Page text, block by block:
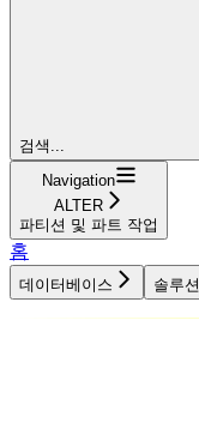
검색...
Navigation
ALTER
파티션 및 파트 작업
홈
데이터베이스 솔루션